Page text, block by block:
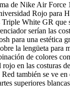
de Nike Air Force
Rojo para
White GR que
serían las
para una estética
la lengüeta para
de colores
en las costuras
también se ve en
superiores